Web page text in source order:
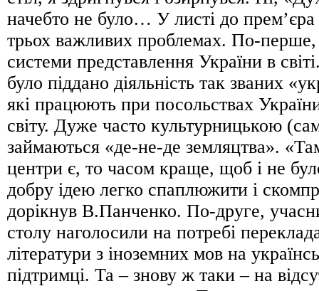
начебто не було… У листі до
трьох важливих проблемах. По-перше,
системи представлення України в
було піддано діяльність так званих
які працюють при посольствах
світу. Дуже часто культурницькою
займаються «де-не-де земляцтва».
центри є, то часом краще, щоб і не
добру ідею легко спаплюжити і
дорікнув В.Панченко. По-друге,
столу наголосили на потребі
літератури з іноземних мов на
підтримці. Та – знову ж таки – на